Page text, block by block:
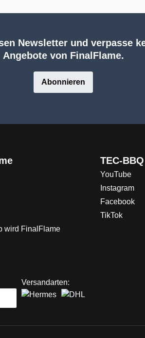
Newsletter und verpasse
Angebote von FinalFlame.
Abonnieren
wird FinalFlame
TEC-
YouTube
Instagram
Facebook
TikTok
Versandarten: